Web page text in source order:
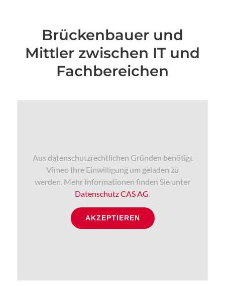
Brückenbauer und
Mittler zwischen IT und
Fachbereichen
Aus datenschutzrechtlichen Gründen benötigt
Vimeo Ihre Einwilligung um geladen zu
werden. Mehr Informationen finden Sie unter
Datenschutz CAS AG.
AKZEPTIEREN